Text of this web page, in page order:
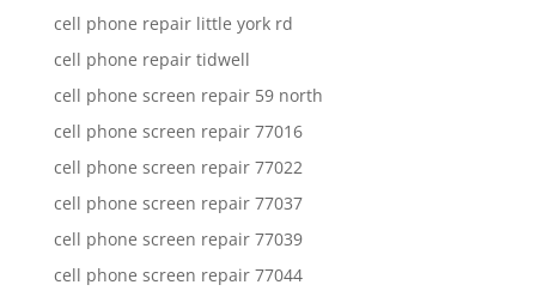
cell phone repair little york rd
cell phone repair tidwell
cell phone screen repair 59 north
cell phone screen repair 77016
cell phone screen repair 77022
cell phone screen repair 77037
cell phone screen repair 77039
cell phone screen repair 77044